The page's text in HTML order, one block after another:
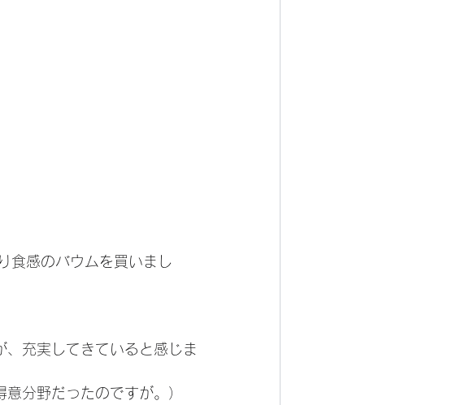
食感のバウムを買いまし
充実してきていると感じま
分野だったのですが。）